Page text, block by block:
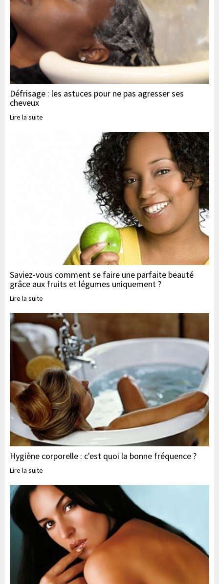
Défrisage : les astuces pour ne pas agresser ses
cheveux
Lire la suite
Saviez-vous comment se faire une parfaite beauté
grâce aux fruits et légumes uniquement ?
Lire la suite
Hygiène corporelle : c'est quoi la bonne fréquence ?
Lire la suite